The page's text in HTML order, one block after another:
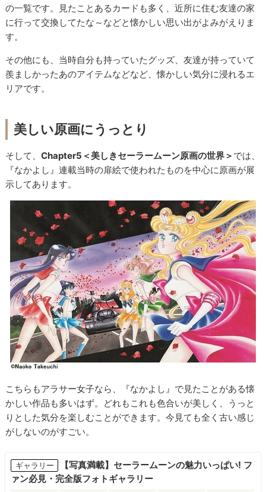
の一覧です。見たことあるカードも多く、近所に住む友達の家
に行って交換してたな～などと懐かしい思い出がよみがえりま
す。
その他にも、当時自分も持っていたグッズ、友達が持っていて
羨ましかったあのアイテムなどなど、懐かしい気分に浸れるエ
リアです。
美しい原画にうっとり
そして、Chapter5＜美しきセーラームーン原画の世界＞ では、
『なかよし』連載当時の扉絵で使われたものを中心に原画が展
示してあります。
こちらもアラサー女子なら、『なかよし』で見たことがある懐
かしい作品も多いはず。どれもこれも色合いが美しく、うっと
りとした気分を楽しむことができます。今見ても全く古い感じ
がしないのがすごい。
ギャラリー
【写真満載】セーラームーンの魅力いっぱい! フ
ァン必見・完全版フォトギャラリー